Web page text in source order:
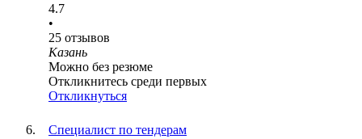
4.7
•
25 отзывов
Казань
Можно без резюме
Откликнитесь среди первых
Откликнуться
Специалист по тендерам